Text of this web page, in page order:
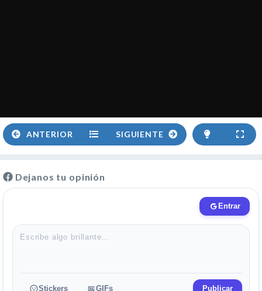
ANTERIOR SIGUIENTE
Dejanos tu opinión